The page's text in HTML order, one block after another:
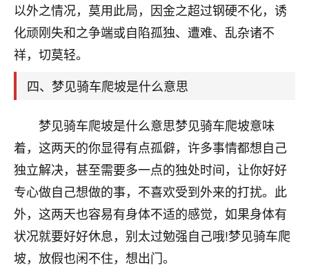
以外之情况，莫用此局，因金之超过钢硬不化，诱
化顽刚失和之争端或自陷孤独、遭难、乱杂诸不
祥，切莫轻。
四、梦见骑车爬坡是什么意思
梦见骑车爬坡是什么意思梦见骑车爬坡意味
着，这两天的你显得有点孤僻，许多事情都想自己
独立解决，甚至需要多一点的独处时间，让你好好
专心做自己想做的事，不喜欢受到外来的打扰。此
外，这两天也容易有身体不适的感觉，如果身体有
状况就要好好休息，别太过勉强自己哦!梦见骑车爬
坡，放假也闲不住，想出门。
梦醒时分
我女儿高二叛逆，大半年不上学，一说她就要死要活
的，把我们两口子愁的不行，朋友给我推荐的慧来老
师，一开始我是病急乱投医，这半年来，法事一个个
做完，我女儿跟变了个人一样，不期望她能考多好的
大学，只要能安安稳稳的把书读了，身体心理都健健
鹿森：可怜天下父母心啊！
3小时前 来自河北 16
付深
我是公司人事调整，有升迁机会，但同时竞争的我们
三个，找老师的时候是抱着侥幸心理，没想到老师看
着我晋升有望，我半信半疑的按照老师建议，做了化